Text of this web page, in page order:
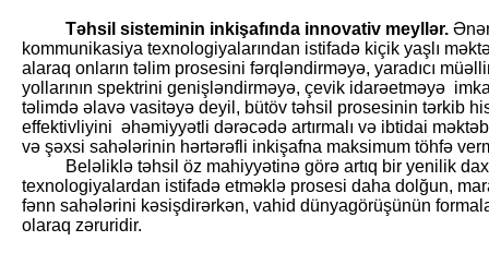
Təhsil sisteminin inkişafında innovativ meyllər.
kommunikasiya texnologiyalarından istifadə kiçik yaşlı
alaraq onların təlim prosesini fərqləndirməyə, yaradıcı
yollarının spektrini genişləndirməyə, çevik idarəetməyə
təlimdə əlavə vasitəyə deyil, bütöv təhsil prosesinin tərkib
effektivliyini əhəmiyyətli dərəcədə artırmalı və ibtidai
və şəxsi sahələrinin hərtərəfli inkişafna maksimum töhfə
Beləliklə təhsil öz mahiyyətinə görə artıq bir yenilik
texnologiyalardan istifadə etməklə prosesi daha dolğun,
fənn sahələrini kəsişdirərkən, vahid dünyagörüşünün
olaraq zəruridir.